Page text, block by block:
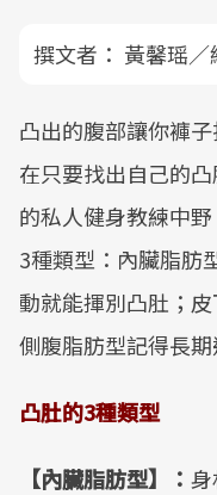
撰文者： 黃馨瑶／
凸出的腹部讓你褲
在只要找出自己的
的私人健身教練中
3種類型：內臟脂肪
動就能揮別凸肚；
側腹脂肪型記得長
凸肚的3種類型
【內臟脂肪型】：